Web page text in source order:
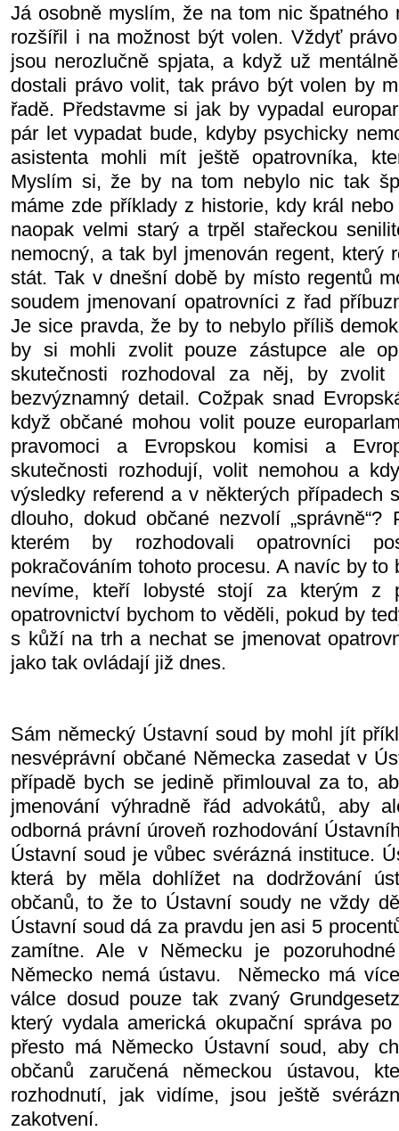
Já osobně myslím, že na tom nic špatného
rozšířil i na možnost být volen. Vždyť
jsou nerozlučně spjata, a když už
dostali právo volit, tak právo být volen by
řadě. Představme si jak by vypadal
pár let vypadat bude, kdyby psychicky
asistenta mohli mít ještě opatrovníka,
Myslím si, že by na tom nebylo nic tak
máme zde příklady z historie, kdy král
naopak velmi starý a trpěl stařeckou
nemocný, a tak byl jmenován regent, který
stát. Tak v dnešní době by místo regentů
soudem jmenovaní opatrovníci z řad
Je sice pravda, že by to nebylo příliš
by si mohli zvolit pouze zástupce ale
skutečnosti rozhodoval za něj, by
bezvýznamný detail. Cožpak snad
když občané mohou volit pouze
pravomoci a Evropskou komisi a
skutečnosti rozhodují, volit nemohou a
výsledky referend a v některých případech
dlouho, dokud občané nezvolí
kterém by rozhodovali opatrovníci
pokračováním tohoto procesu. A navíc by to
nevíme, kteří lobysté stojí za kterým z
opatrovnictví bychom to věděli, pokud by
s kůží na trh a nechat se jmenovat
jako tak ovládají již dnes.
Sám německý Ústavní soud by mohl jít
nesvéprávní občané Německa zasedat v
případě bych se jedině přimlouval za to,
jmenování výhradně řád advokátů, aby
odborná právní úroveň rozhodování
Ústavní soud je vůbec svérázná instituce.
která by měla dohlížet na dodržování
občanů, to že to Ústavní soudy ne vždy
Ústavní soud dá za pravdu jen asi 5
zamítne. Ale v Německu je
Německo nemá ústavu.
Německo má
válce dosud pouze tak zvaný
který vydala americká okupační správa
přesto má Německo Ústavní soud, aby
občanů zaručená německou ústavou,
rozhodnutí, jak vidíme, jsou ještě
zakotvení.